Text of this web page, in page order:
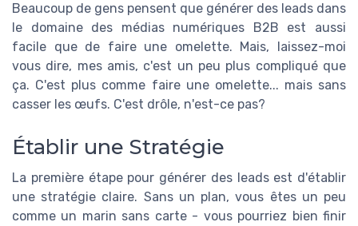
Beaucoup de gens pensent que générer des leads dans
le domaine des médias numériques B2B est aussi
facile que de faire une omelette. Mais, laissez-moi
vous dire, mes amis, c'est un peu plus compliqué que
ça. C'est plus comme faire une omelette... mais sans
casser les œufs. C'est drôle, n'est-ce pas?
Établir une Stratégie
La première étape pour générer des leads est d'établir
une stratégie claire. Sans un plan, vous êtes un peu
comme un marin sans carte - vous pourriez bien finir